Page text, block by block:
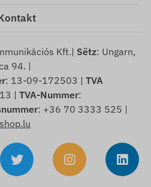
Kft.| Sëtz: Ungarn,
94. |
: 13-09-172503 | TVA
| TVA-Nummer:
: +36 70 3333 525 |